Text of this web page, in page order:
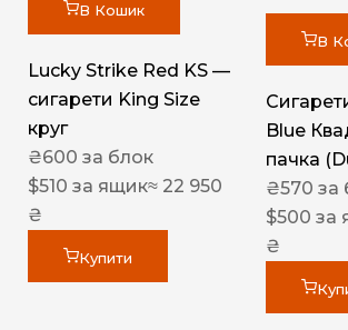
В Кошик
Lucky Strike Red KS —
сигарети King Size
круг
₴600 за блок
$510 за ящик≈ 22 950
₴
Купити
В
Blue
пачка
₴570 за
$500 за
₴